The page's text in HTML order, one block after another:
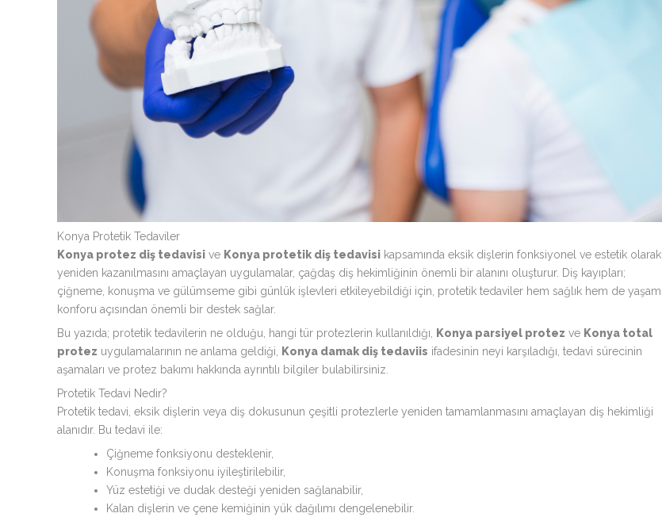
Konya Protetik Tedaviler
Konya protez diş tedavisi ve Konya protetik diş tedavisi kapsamında eksik dişlerin fonksiyonel ve estetik olarak
yeniden kazanılmasını amaçlayan uygulamalar, çağdaş diş hekimliğinin önemli bir alanını oluşturur. Diş kayıpları;
çiğneme, konuşma ve gülümseme gibi günlük işlevleri etkileyebildiği için, protetik tedaviler hem sağlık hem de yaşam
konforu açısından önemli bir destek sağlar.
Bu yazıda; protetik tedavilerin ne olduğu, hangi tür protezlerin kullanıldığı,
Konya parsiyel protez ve Konya total
protez uygulamalarının ne anlama geldiği, Konya damak diş tedaviis ifadesinin neyi karşıladığı, tedavi sürecinin
aşamaları ve protez bakımı hakkında ayrıntılı bilgiler bulabilirsiniz.
Protetik Tedavi Nedir?
Protetik tedavi, eksik dişlerin veya diş dokusunun çeşitli protezlerle yeniden tamamlanmasını amaçlayan diş hekimliği
alanıdır. Bu tedavi ile:
Çiğneme fonksiyonu desteklenir,
Konuşma fonksiyonu iyileştirilebilir,
Yüz estetiği ve dudak desteği yeniden sağlanabilir,
Kalan dişlerin ve çene kemiğinin yük dağılımı dengelenebilir.